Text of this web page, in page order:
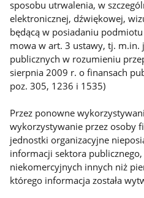
sposobu utrwalenia, w
elektronicznej, dźwiękowej,
będącą w posiadaniu
mowa w art. 3 ustawy, tj.
publicznych w rozumieniu
sierpnia 2009 r. o finansach
poz. 305, 1236 i 1535)
Przez ponowne
wykorzystywanie przez osoby
jednostki organizacyjne
informacji sektora
niekomercyjnych innych niż
którego informacja została